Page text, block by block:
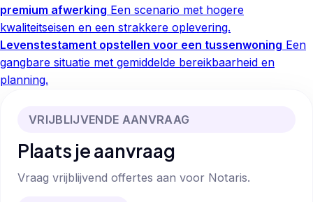
premium afwerking Een scenario met hogere
kwaliteitseisen en een strakkere oplevering.
Levenstestament opstellen voor een tussenwoning Een
gangbare situatie met gemiddelde bereikbaarheid en
planning.
VRIJBLIJVENDE AANVRAAG
Plaats je aanvraag
Vraag vrijblijvend offertes aan voor Notaris.